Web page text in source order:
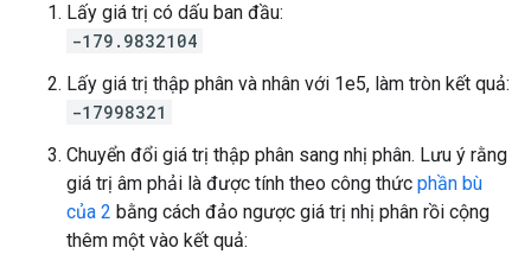
Lấy giá trị có dấu ban đầu:
-179.9832104
Lấy giá trị thập phân và nhân với 1e5, làm tròn kết quả:
-17998321
Chuyển đổi giá trị thập phân sang nhị phân. Lưu ý rằng
giá trị âm phải là được tính theo công thức phần bù
của 2 bằng cách đảo ngược giá trị nhị phân rồi cộng
thêm một vào kết quả: